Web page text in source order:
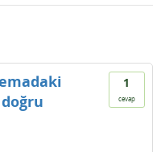
1
cevap